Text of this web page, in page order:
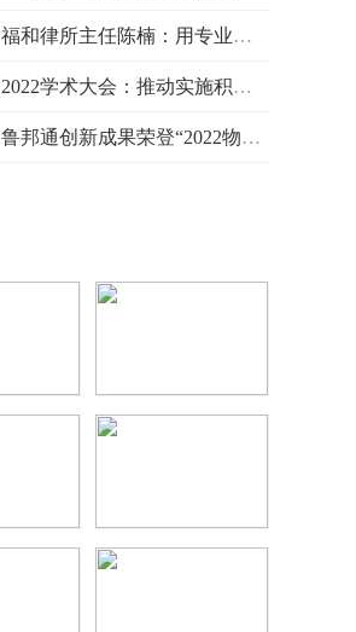
福和律所主任陈楠：用专业法律服务改变当事人命运
2022学术大会：推动实施积极应对人口老龄化国家战略
鲁邦通创新成果荣登“2022物联网新技术新产品新应用”榜单